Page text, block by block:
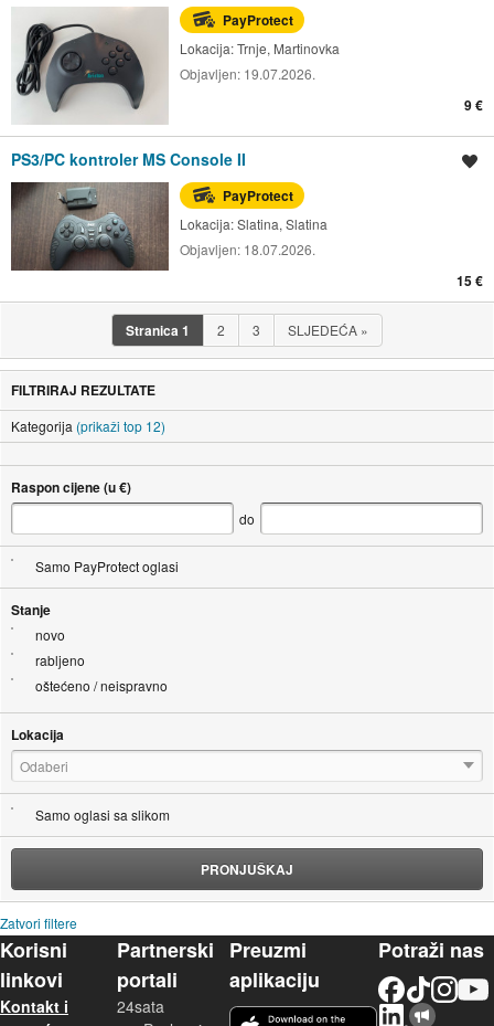
PayProtect
Lokacija:Trnje, Martinovka
Objavljen: 19.07.2026.
9 €
PS3/PC kontroler MS Console II
PayProtect
Lokacija:Slatina, Slatina
Objavljen: 18.07.2026.
15 €
Stranica1 2 3 SLJEDEĆA »
FILTRIRAJ REZULTATE
Kategorija (prikaži top 12)
Raspon cijene (u €)
do
Samo PayProtect oglasi
Stanje
novo
rabljeno
oštećeno / neispravno
Lokacija
Odaberi
Samo oglasi sa slikom
PRONJUŠKAJ
Zatvori filtere
Korisni
linkovi
Kontakt i
Partnerski
portali
24sata
Preuzmi
aplikaciju
Potraži nas